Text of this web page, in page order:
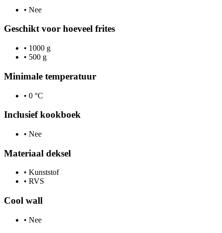
• Nee
Geschikt voor hoeveel frites
• 1000 g
• 500 g
Minimale temperatuur
• 0 °C
Inclusief kookboek
• Nee
Materiaal deksel
• Kunststof
• RVS
Cool wall
• Nee